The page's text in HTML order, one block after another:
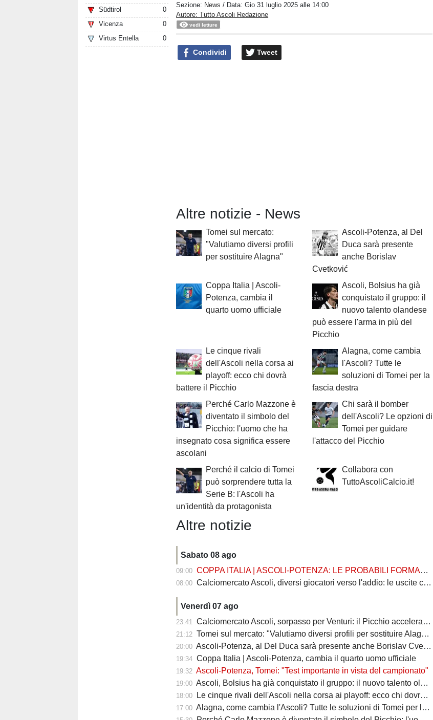
Südtirol
0
Vicenza
0
Virtus Entella
0
Sezione: News / Data:Gio 31 luglio 2025 alle 14:00
Autore: Tutto Ascoli Redazione
vedi letture
Condividi Tweet
Altre notizie - News
Tomei sul mercato:
"Valutiamo diversi profili
per sostituire Alagna"
Ascoli-Potenza, al Del
Duca sarà presente
anche Borislav
Cvetković
Coppa Italia | Ascoli-
Potenza, cambia il
quarto uomo ufficiale
Ascoli, Bolsius ha già
conquistato il gruppo: il
nuovo talento olandese
può essere l'arma in più del
Picchio
Le cinque rivali
dell'Ascoli nella corsa ai
playoff: ecco chi dovrà
battere il Picchio
Alagna, come cambia
l'Ascoli? Tutte le
soluzioni di Tomei per la
fascia destra
Perché Carlo Mazzone è
diventato il simbolo del
Picchio: l'uomo che ha
insegnato cosa significa essere
ascolani
Chi sarà il bomber
dell'Ascoli? Le opzioni di
Tomei per guidare
l'attacco del Picchio
Perché il calcio di Tomei
può sorprendere tutta la
Serie B: l'Ascoli ha
un'identità da protagonista
Collabora con
TuttoAscoliCalcio.it!
Altre notizie
Sabato 08 ago
09:00 COPPA ITALIA | ASCOLI-POTENZA: LE PROBABILI FORMAZIONI
08:00 Calciomercato Ascoli, diversi giocatori verso l'addio: le uscite che possono sbloccare il mercato
Venerdì 07 ago
23:41 Calciomercato Ascoli, sorpasso per Venturi: il Picchio accelera per il difensore del Venezia
21:12 Tomei sul mercato: "Valutiamo diversi profili per sostituire Alagna"
20:00 Ascoli-Potenza, al Del Duca sarà presente anche Borislav Cvetković
19:34 Coppa Italia | Ascoli-Potenza, cambia il quarto uomo ufficiale
19:32 Ascoli-Potenza, Tomei: "Test importante in vista del campionato"
19:00 Ascoli, Bolsius ha già conquistato il gruppo: il nuovo talento olandese può essere l'arma in più del Picchio
18:00 Le cinque rivali dell'Ascoli nella corsa ai playoff: ecco chi dovrà battere il Picchio
17:00 Alagna, come cambia l'Ascoli? Tutte le soluzioni di Tomei per la fascia destra